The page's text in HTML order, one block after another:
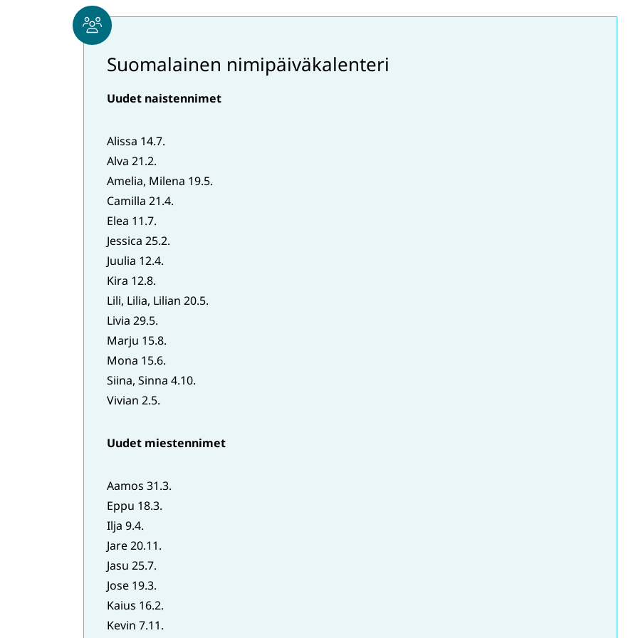
Suomalainen nimipäiväkalenteri
Uudet naistennimet
Alissa 14.7.
​​​​​​​Alva 21.2.
​​​​​​​Amelia, Milena 19.5.
​​​​​​​Camilla 21.4.
​​​​​​​Elea 11.7.
​​​​​​​Jessica 25.2.
​​​​​​​Juulia 12.4.
​​​​​​​Kira 12.8.
​​​​​​​Lili, Lilia, Lilian 20.5.
​​​​​​​Livia 29.5.
​​​​​​​Marju 15.8.
​​​​​​​Mona 15.6.
​​​​​​​Siina, Sinna 4.10.
Vivian 2.5.
Uudet miestennimet
Aamos 31.3.
​​​​​​​Eppu 18.3.
​​​​​​​Ilja 9.4.
​​​​​​​Jare 20.11.
​​​​Jasu 25.7.
​​​​​​​Jose 19.3.
​​​​​​​Kaius 16.2.
​​​​​​​Kevin 7.11.